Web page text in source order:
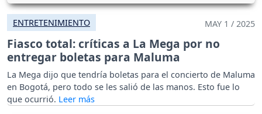
ENTRETENIMIENTO MAY 1 / 2025
Fiasco total: críticas a La Mega por no
entregar boletas para Maluma
La Mega dijo que tendría boletas para el concierto de Maluma
en Bogotá, pero todo se les salió de las manos. Esto fue lo
que ocurrió.